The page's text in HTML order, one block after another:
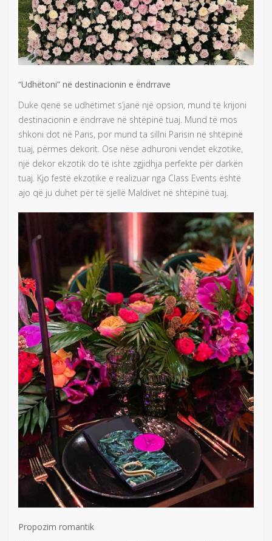
“Udhëtoni” në destinacionin e ëndrrave
Duke qenë se udhëtimet s’janë një opsion, mund të krijoni
destinacionin e ëndrrave në shtëpinë tuaj. Mund të mos
shkoni dot në Paris, por mund ta sillni Parisin në shtëpinë
tuaj, përmes dekorit. Ose nëse adhuroni vendet ekzotike,
një dekor ekzotik do të ishte zgjidhja perfekte për darkën
tuaj. Kjo festë ekzotike e realizuar nga Class Events është
ajo që ju duhet për të sjellë Maldivet në shtëpinë tuaj.
Propozim romantik